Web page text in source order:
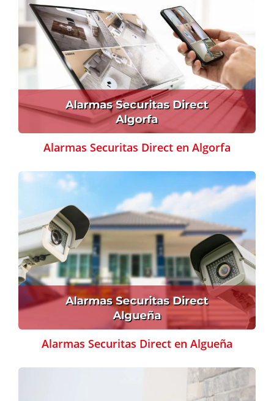
Alarmas Securitas Direct en Algorfa
Alarmas Securitas Direct en Algueña